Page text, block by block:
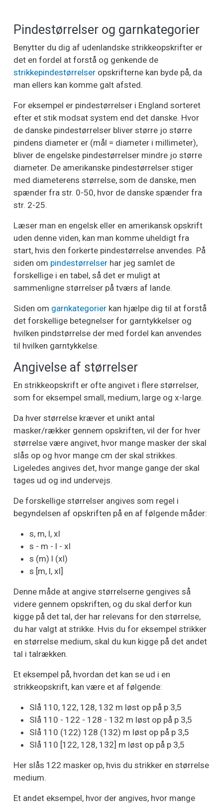
Pindestørrelser og garnkategorier
Benytter du dig af udenlandske strikkeopskrifter er
det en fordel at forstå og genkende de
strikkepindestørrelser opskrifterne kan byde på, da
man ellers kan komme galt afsted.
For eksempel er pindestørrelser i England sorteret
efter et stik modsat system end det danske. Hvor
de danske pindestørrelser bliver større jo større
pindens diameter er (mål = diameter i millimeter),
bliver de engelske pindestørrelser mindre jo større
diameter. De amerikanske pindestørrelser stiger
med diameterens størrelse, som de danske, men
spænder fra str. 0-50, hvor de danske spænder fra
str. 2-25.
Læser man en engelsk eller en amerikansk opskrift
uden denne viden, kan man komme uheldigt fra
start, hvis den forkerte pindestørrelse anvendes. På
siden om pindestørrelser har jeg samlet de
forskellige i en tabel, så det er muligt at
sammenligne størrelser på tværs af lande.
Siden om garnkategorier kan hjælpe dig til at forstå
det forskellige betegnelser for garntykkelser og
hvilken pindstørrelse der med fordel kan anvendes
til hvilken garntykkelse.
Angivelse af størrelser
En strikkeopskrift er ofte angivet i flere størrelser,
som for eksempel small, medium, large og x-large.
Da hver størrelse kræver et unikt antal
masker/rækker gennem opskriften, vil der for hver
størrelse være angivet, hvor mange masker der skal
slås op og hvor mange cm der skal strikkes.
Ligeledes angives det, hvor mange gange der skal
tages ud og ind undervejs.
De forskellige størrelser angives som regel i
begyndelsen af opskriften på en af følgende måder:
s, m, l, xl
s - m - l - xl
s (m) l (xl)
s [m, l, xl]
Denne måde at angive størrelserne gengives så
videre gennem opskriften, og du skal derfor kun
kigge på det tal, der har relevans for den størrelse,
du har valgt at strikke. Hvis du for eksempel strikker
en størrelse medium, skal du kun kigge på det andet
tal i talrækken.
Et eksempel på, hvordan det kan se ud i en
strikkeopskrift, kan være et af følgende:
Slå 110, 122, 128, 132 m løst op på p 3,5
Slå 110 - 122 - 128 - 132 m løst op på p 3,5
Slå 110 (122) 128 (132) m løst op på p 3,5
Slå 110 [122, 128, 132] m løst op på p 3,5
Her slås 122 masker op, hvis du strikker en størrelse
medium.
Et andet eksempel, hvor der angives, hvor mange